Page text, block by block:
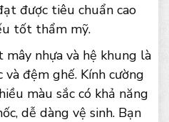
được tiêu chuẩn cao
tốt thẩm mỹ.
nhựa và hệ khung là
đệm ghế. Kính cường
màu sắc có khả năng
dễ dàng vệ sinh. Bạn